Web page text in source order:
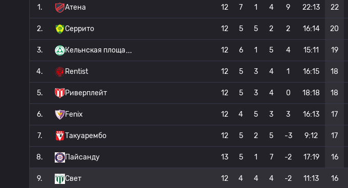
1. Атена 12 7 1 4 9 22:13 22
2. Серрито 12 5 5 2 2 16:14 20
3. Кельнская площа 12 6 1 5 4 15:11 19
4. Rentist 12 5 3 4 1 16:15 18
5. Риверплейт 12 5 3 4 0 18:18 18
6. Fenix 12 4 5 3 3 16:13 17
7. Такуарембо 12 5 2 5 -3 9:12 17
8. Пайсанду 13 5 1 7 -2 17:19 16
9. Свет 12 4 4 4 -2 11:13 16